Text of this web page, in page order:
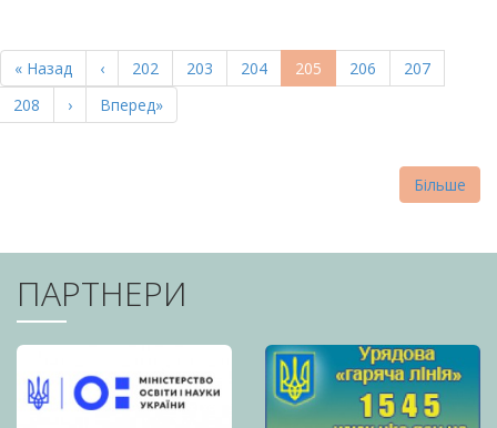
НА
СТОРІНКИ
Перша
сторінка
« Назад
Попередня
сторінка
‹ Page
202 Page
203 Page
204
Поточна
сторінка
205 Page
206 Page
207
Page
208
Наступна
сторінка
›
Остання
сторінка
Вперед»
Більше
ПАРТНЕРИ